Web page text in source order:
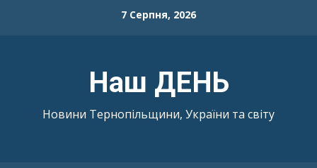
7 Серпня, 2026
Наш ДЕНЬ
Новини Тернопільщини, України та світу